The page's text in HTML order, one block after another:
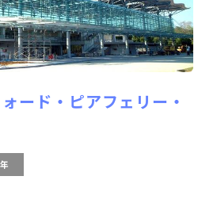
ード・ピアフェリー・